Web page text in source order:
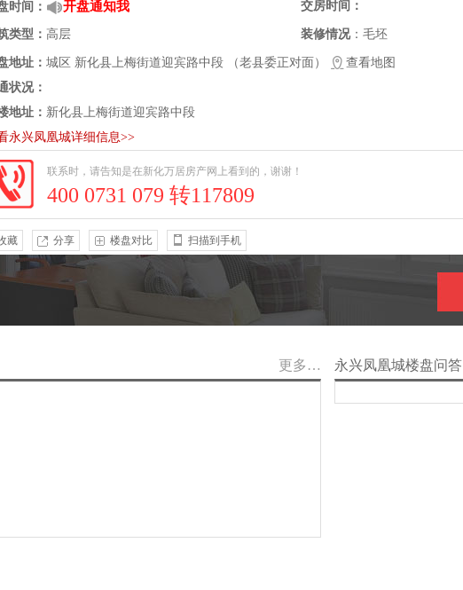
时间： 开盘通知我 交房时间：
类型： 高层 装修情况：毛坯
地址： 城区 新化县上梅街道迎宾路中段 （老县委正对面）
查看地图
状况：
地址： 新化县上梅街道迎宾路中段
永兴凤凰城详细信息>>
联系时，请告知是在新化万居房产网上看到的，谢谢！
400 0731 079 转117809
藏 分享 楼盘对比 扫描到手机
更多… 永兴凤凰城楼盘问答